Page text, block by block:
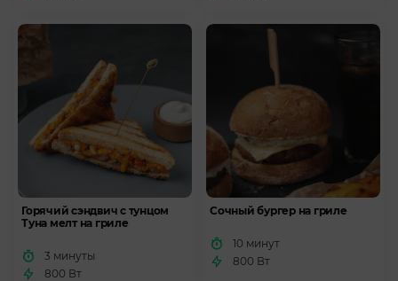
Горячий сэндвич с тунцом
Туна мелт на гриле
3 минуты
800 Вт
Сочный бургер на гриле
10 минут
800 Вт